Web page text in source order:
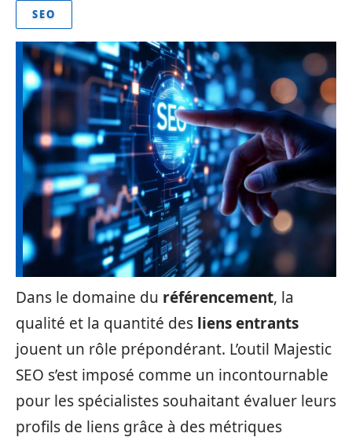
SEO
Dans le domaine du référencement, la
qualité et la quantité des liens entrants
jouent un rôle prépondérant. L’outil Majestic
SEO s’est imposé comme un incontournable
pour les spécialistes souhaitant évaluer leurs
profils de liens grâce à des métriques